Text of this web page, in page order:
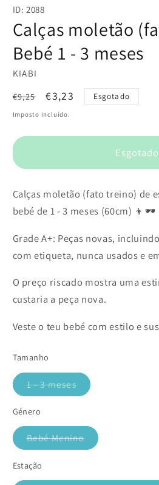
multimédia
em
modal
ID: 2088
Calças moletão
Bebé 1 - 3 meses
KIABI
Preço
normal
€9,25
Preço
de
€3,23 Esgotado
Imposto incluído.
Esgotado
Calças moletão (fato treino) de
bebé de 1 - 3 meses (60cm) 👦🕶️
Grade A+: Peças novas,
com etiqueta, nunca usados e
O preço riscado mostra uma
custaria a peça nova.
Veste o teu bebé com estilo e
Tamanho
1 - 3 meses
Variante
Género
Bebé Menino
Variante
Estação